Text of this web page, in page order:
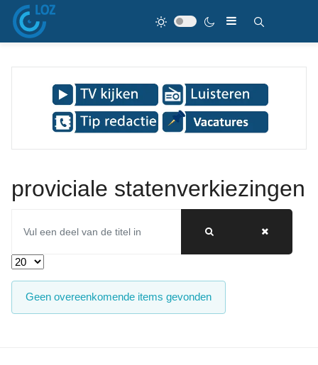
proviciale statenverkiezingen
Toon #
Informatie
Geen overeenkomende items gevonden